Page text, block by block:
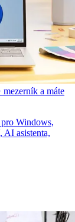
a máte
Windows,
AI asistenta,